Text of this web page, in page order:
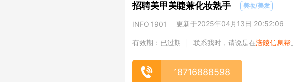
招聘美甲美睫兼化妆熟手 美妆/美发
INFO_1901 更新于2025年04月13日 20:52:06
有效期：已过期 联系我时，请说是在涪陵信息帮
18716888598